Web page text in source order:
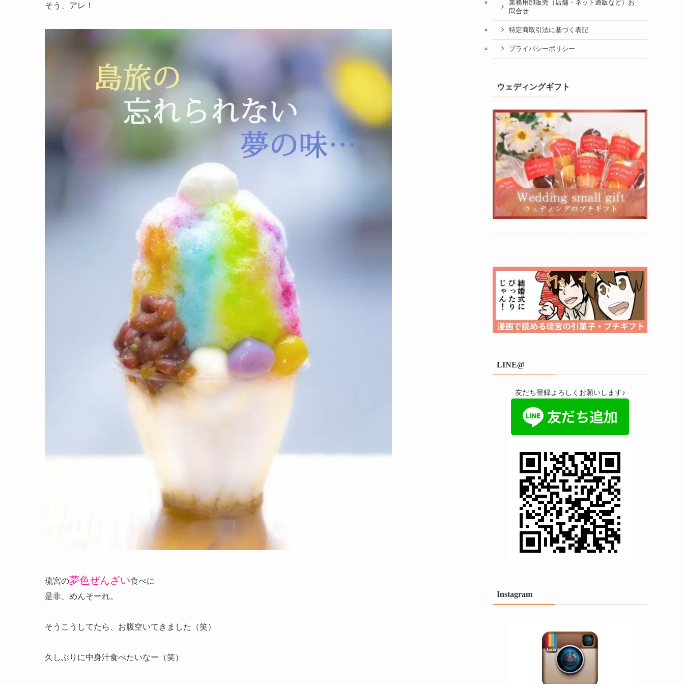
そう、アレ！
琉宮の夢色ぜんざい食べに
是非、めんそーれ。
そうこうしてたら、お腹空いてきました（笑）
久しぶりに中身汁食べたいなー（笑）
業務用卸販売（店舗・ネット通販など）お
問合せ
特定商取引法に基づく表記
プライバシーポリシー
ウェディングギフト
LINE@
友だち登録よろしくお願いします♪
Instagram